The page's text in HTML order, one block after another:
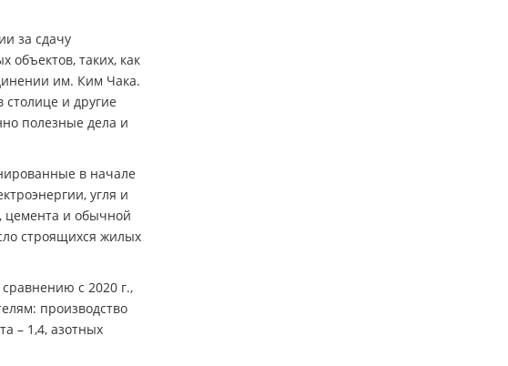
за сдачу
объектов, таких, как
им. Ким Чака.
и другие
полезные дела и
в начале
угля и
цемента и обычной
строящихся жилых
с 2020 г.,
производство
– 1,4, азотных